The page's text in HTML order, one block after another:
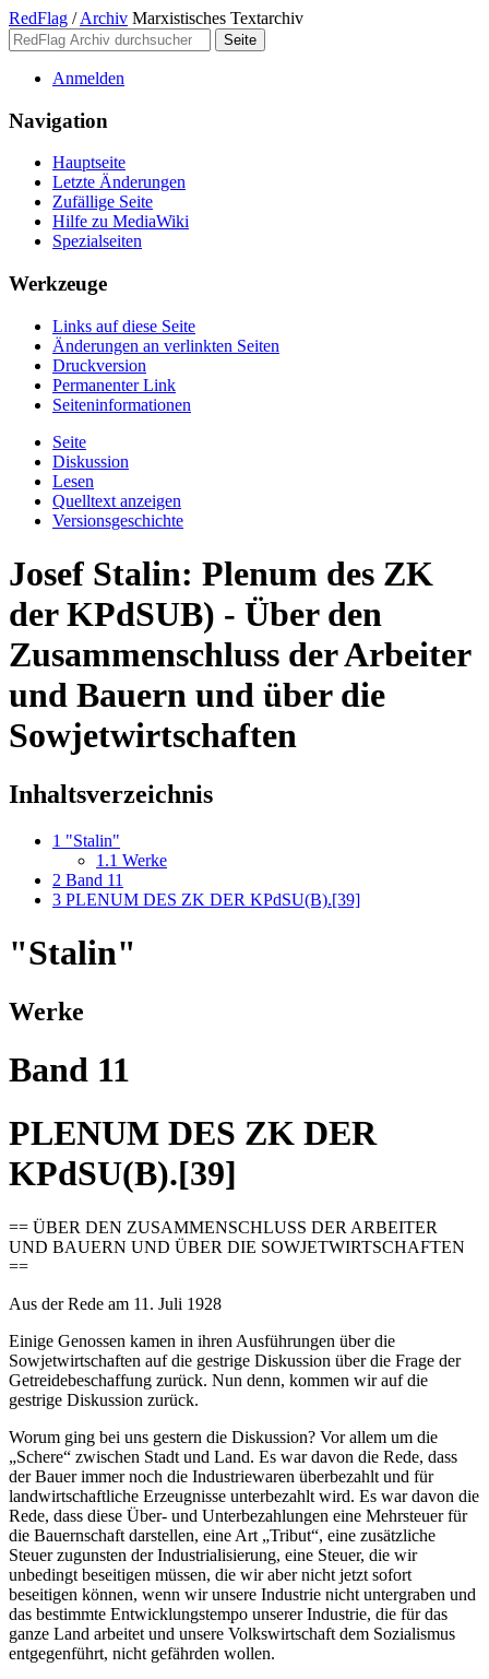
RedFlag / Archiv Marxistisches Textarchiv
Anmelden
Navigation
Hauptseite
Letzte Änderungen
Zufällige Seite
Hilfe zu MediaWiki
Spezialseiten
Werkzeuge
Links auf diese Seite
Änderungen an verlinkten Seiten
Druckversion
Permanenter Link
Seiten­­informationen
Seite
Diskussion
Lesen
Quelltext anzeigen
Versionsgeschichte
Josef Stalin: Plenum des ZK
der KPdSUB) - Über den
Zusammenschluss der Arbeiter
und Bauern und über die
Sowjetwirtschaften
Inhaltsverzeichnis
1 "Stalin"
1.1 Werke
2 Band 11
3 PLENUM DES ZK DER KPdSU(B).[39]
"Stalin"
Werke
Band 11
PLENUM DES ZK DER
KPdSU(B).[39]
== ÜBER DEN ZUSAMMENSCHLUSS DER ARBEITER
UND BAUERN UND ÜBER DIE SOWJETWIRTSCHAFTEN
==
Aus der Rede am 11. Juli 1928
Einige Genossen kamen in ihren Ausführungen über die
Sowjetwirtschaften auf die gestrige Diskussion über die Frage der
Getreidebeschaffung zurück. Nun denn, kommen wir auf die
gestrige Diskussion zurück.
Worum ging bei uns gestern die Diskussion? Vor allem um die
„Schere“ zwischen Stadt und Land. Es war davon die Rede, dass
der Bauer immer noch die Industriewaren überbezahlt und für
landwirtschaftliche Erzeugnisse unterbezahlt wird. Es war davon die
Rede, dass diese Über- und Unterbezahlungen eine Mehrsteuer für
die Bauernschaft darstellen, eine Art „Tribut“, eine zusätzliche
Steuer zugunsten der Industrialisierung, eine Steuer, die wir
unbedingt beseitigen müssen, die wir aber nicht jetzt sofort
beseitigen können, wenn wir unsere Industrie nicht untergraben und
das bestimmte Entwicklungstempo unserer Industrie, die für das
ganze Land arbeitet und unsere Volkswirtschaft dem Sozialismus
entgegenführt, nicht gefährden wollen.